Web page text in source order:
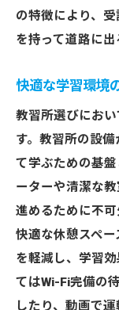
の特徴により、
を持って道路に出
快適な学習環境
教習所選びにお
す。教習所の設
て学ぶための基
ーターや清潔な
進めるために不
快適な休憩スペ
を軽減し、学習
てはWi-Fi完備の
したり、動画で